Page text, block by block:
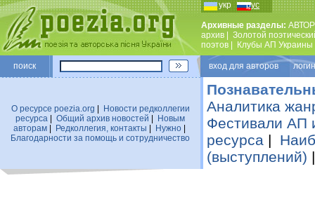
укр рус
Архивные разделы:
архив
Золотой
поэтов
Клубы АП Украины
поиск вход для авторов
О ресурсе poezia.org
Новости редколлегии
ресурса
Общий архив новостей
Новым
авторам| Редколлегия, контакты Нужно|
Благодарности за помощь и сотрудничество
Аналитика
Фестивали АП
ресурса |
(выступлений)